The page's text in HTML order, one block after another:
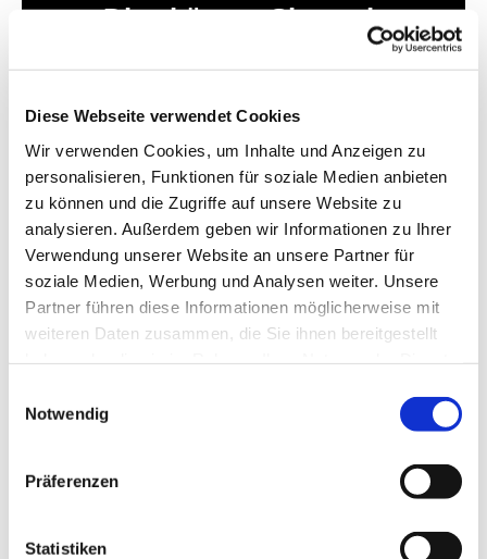
Diese Webseite verwendet Cookies
Wir verwenden Cookies, um Inhalte und Anzeigen zu
personalisieren, Funktionen für soziale Medien anbieten
zu können und die Zugriffe auf unsere Website zu
analysieren. Außerdem geben wir Informationen zu Ihrer
Verwendung unserer Website an unsere Partner für
soziale Medien, Werbung und Analysen weiter. Unsere
Partner führen diese Informationen möglicherweise mit
weiteren Daten zusammen, die Sie ihnen bereitgestellt
Notwendig
Präferenzen
Statistiken
Dies könnte Sie auch